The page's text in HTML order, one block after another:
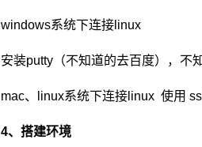
windows系统下连接 linux
安装putty （不知道的去百度），不
mac、linux系统下连接linux 使用
4、搭建环境